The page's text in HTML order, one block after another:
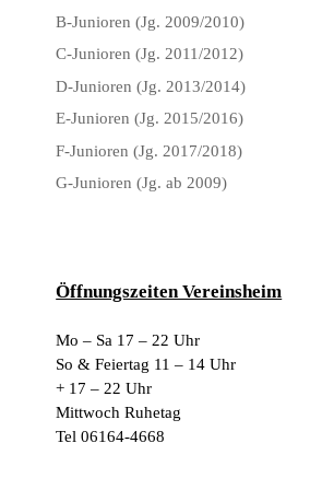
B-Junioren (Jg. 2009/2010)
C-Junioren (Jg. 2011/2012)
D-Junioren (Jg. 2013/2014)
E-Junioren (Jg. 2015/2016)
F-Junioren (Jg. 2017/2018)
G-Junioren (Jg. ab 2009)
Öffnungszeiten Vereinsheim
Mo – Sa 17 – 22 Uhr
So & Feiertag 11 – 14 Uhr
+ 17 – 22 Uhr
Mittwoch Ruhetag
Tel 06164-4668